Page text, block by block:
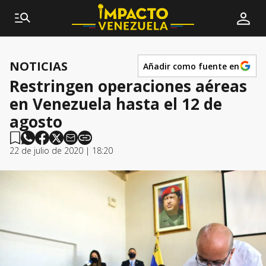
NOTICIAS Añadir como fuente en
Restringen operaciones aéreas
en Venezuela hasta el 12 de
agosto
22 de julio de 2020 | 18:20